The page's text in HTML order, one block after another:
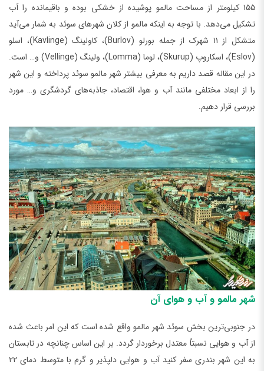
۱۵۵ کیلومتر از مساحت مالمو پوشیده از خشکی بوده و باقیمانده را آب
تشکیل می‌دهد. با توجه به اینکه مالمو از کلان شهرهای سوئد به شمار می‌آید
متشکل از ۱۱ شهرک از جمله بورلو (Burlov)، کاولینگ (Kavlinge)، اسلو
(Eslov)، اسکاروپ (Skurup)، لوما (Lomma)، ولینگ (Vellinge) و… است.
در این مقاله قصد داریم به معرفی بیشتر شهر مالمو سوئد پرداخته و این شهر
را از ابعاد مختلفی مانند آب و هوا، اقتصاد، جاذبه‌های گردشگری و… مورد
بررسی قرار دهیم.
شهر مالمو و آب و هوای آن
در جنوبی‌ترین بخش سوئد شهر مالمو واقع شده است که این امر باعث شده
از آب و هوایی نسبتاً معتدل برخوردار گردد. بر این اساس چنانچه در تابستان
به این شهر بندری سفر کنید آب و هوایی دلپذیر و گرم با متوسط دمای ۲۲